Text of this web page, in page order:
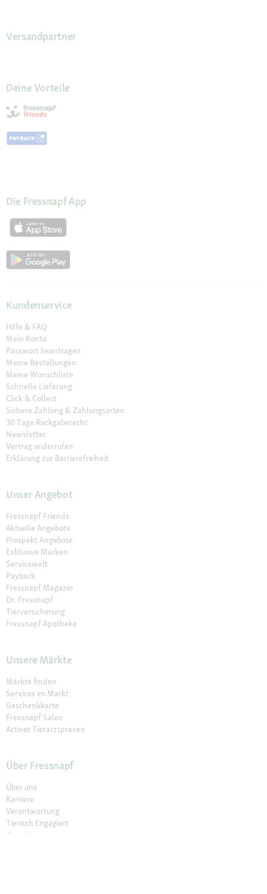
Versandpartner
Deine Vorteile
Die Fressnapf App
Kundenservice
Hilfe & FAQ
Mein Konto
Passwort beantragen
Meine Bestellungen
Meine Wunschliste
Schnelle Lieferung
Click & Collect
Sichere Zahlung & Zahlungsarten
30 Tage Rückgaberecht
Newsletter
Vertrag widerrufen
Erklärung zur Barrierefreiheit
Unser Angebot
Fressnapf Friends
Aktuelle Angebote
Prospekt Angebote
Exklusive Marken
Servicewelt
Payback
Fressnapf Magazin
Dr. Fressnapf
Tierversicherung
Fressnapf Apotheke
Unsere Märkte
Märkte finden
Services im Markt
Geschenkkarte
Fressnapf Salon
Activet Tierarztpraxen
Über Fressnapf
Über uns
Karriere
Verantwortung
Tierisch Engagiert
Compliance